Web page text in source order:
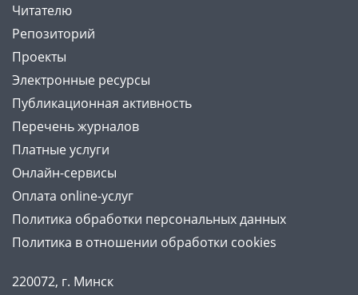
Читателю
Репозиторий
Проекты
Электронные ресурсы
Публикационная активность
Перечень журналов
Платные услуги
Онлайн-сервисы
Оплата online-услуг
Политика обработки персональных данных
Политика в отношении обработки cookies
220072, г. Минск